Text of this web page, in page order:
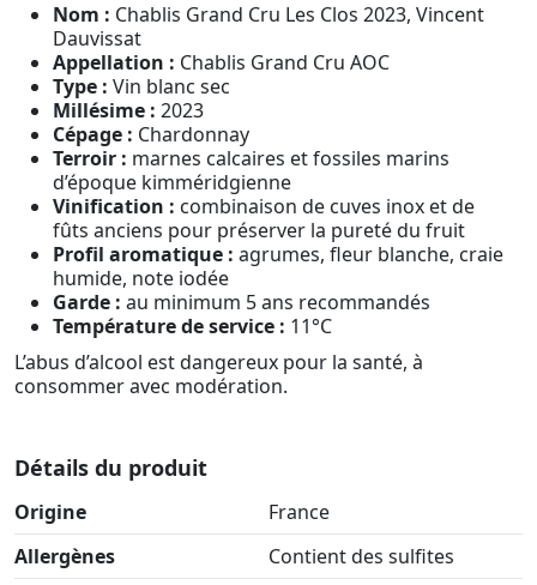
Nom : Chablis Grand Cru Les Clos 2023, Vincent
Dauvissat
Appellation : Chablis Grand Cru AOC
Type : Vin blanc sec
Millésime : 2023
Cépage : Chardonnay
Terroir : marnes calcaires et fossiles marins
d’époque kimméridgienne
Vinification : combinaison de cuves inox et de
fûts anciens pour préserver la pureté du fruit
Profil aromatique : agrumes, fleur blanche, craie
humide, note iodée
Garde : au minimum 5 ans recommandés
Température de service : 11°C
L’abus d’alcool est dangereux pour la santé, à
consommer avec modération.
Détails du produit
Origine
France
Allergènes
Contient des sulfites